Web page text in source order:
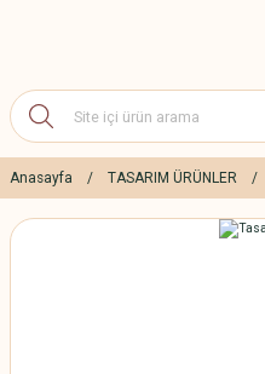
Anasayfa TASARIM ÜRÜNLER